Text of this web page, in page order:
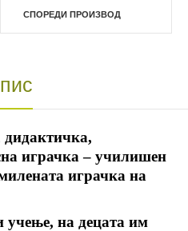
СПОРЕДИ ПРОИЗВОД
играчка – училишен
играчка на
учење, на децата им